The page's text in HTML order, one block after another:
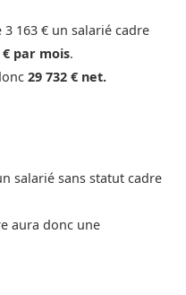
163 € un salarié cadre
€ par mois.
29 732 € net.
salarié sans statut cadre
aura donc une